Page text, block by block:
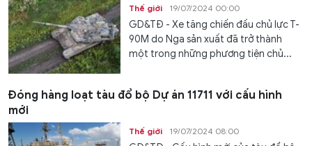
Thế giới 19/07/2024 00:00
GD&TĐ - Xe tăng chiến đấu chủ lực T-
90M do Nga sản xuất đã trở thành
một trong những phương tiện chủ...
Đóng hàng loạt tàu đổ bộ Dự án 11711 với cấu hình
mới
Thế giới 19/07/2024 08:00